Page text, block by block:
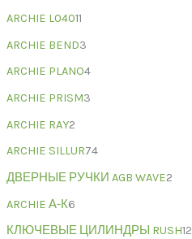
ARCHIE L04011
ARCHIE BEND3
ARCHIE PLANO4
ARCHIE PRISM3
ARCHIE RAY2
ARCHIE SILLUR74
ДВЕРНЫЕ РУЧКИ AGB WAVE2
ARCHIE А-К6
КЛЮЧЕВЫЕ ЦИЛИНДРЫ RUSH12